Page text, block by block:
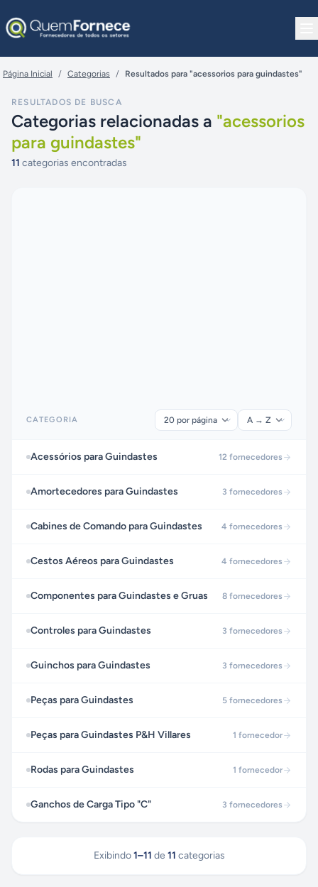
Página Inicial / Categorias / Resultados para "acessorios para guindastes"
RESULTADOS DE BUSCA
Categorias relacionadas a "acessorios
para guindastes"
11 categorias encontradas
CATEGORIA
Acessórios para Guindastes 12 fornecedores
Amortecedores para Guindastes 3 fornecedores
Cabines de Comando para Guindastes 4 fornecedores
Cestos Aéreos para Guindastes 4 fornecedores
Componentes para Guindastes e Gruas 8 fornecedores
Controles para Guindastes 3 fornecedores
Guinchos para Guindastes 3 fornecedores
Peças para Guindastes 5 fornecedores
Peças para Guindastes P&H Villares 1 fornecedor
Rodas para Guindastes 1 fornecedor
Ganchos de Carga Tipo "C" 3 fornecedores
Exibindo 1–11 de 11 categorias